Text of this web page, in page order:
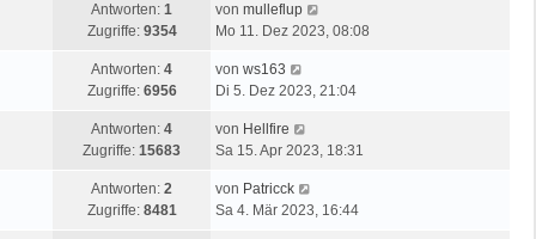
Antworten: 1
Zugriffe: 9354
von mulleflup
Mo 11. Dez 2023, 08:08
Antworten: 4
Zugriffe: 6956
von ws163
Di 5. Dez 2023, 21:04
Antworten: 4
Zugriffe: 15683
von Hellfire
Sa 15. Apr 2023, 18:31
Antworten: 2
Zugriffe: 8481
von Patricck
Sa 4. Mär 2023, 16:44